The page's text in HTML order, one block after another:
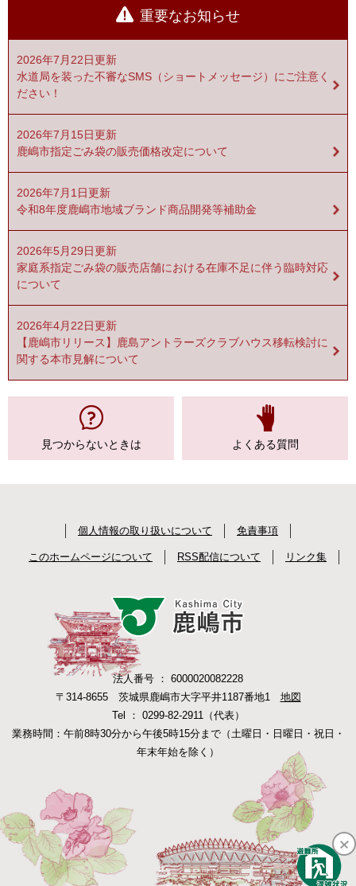
重要なお知らせ
2026年7月22日更新
水道局を装った不審なSMS（ショートメッセージ）にご注意く
ださい！
2026年7月15日更新
鹿嶋市指定ごみ袋の販売価格改定について
2026年7月1日更新
令和8年度鹿嶋市地域ブランド商品開発等補助金
2026年5月29日更新
家庭系指定ごみ袋の販売店舗における在庫不足に伴う臨時対応
について
2026年4月22日更新
【鹿嶋市リリース】鹿島アントラーズクラブハウス移転検討に
関する本市見解について
見つからないときは よくある質問
個人情報の取り扱いについて 免責事項
このホームページについて RSS配信について リンク集
法人番号 ： 6000020082228
〒314-8655 茨城県鹿嶋市大字平井1187番地1 地図
Tel ： 0299-82-2911（代表）
業務時間：午前8時30分から午後5時15分まで（土曜日・日曜日・祝日・
年末年始を除く）